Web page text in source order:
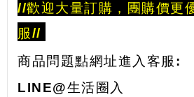
//歡迎大量訂購，團購價更
服//
商品問題點網址進入客服:
LINE@生活圈入